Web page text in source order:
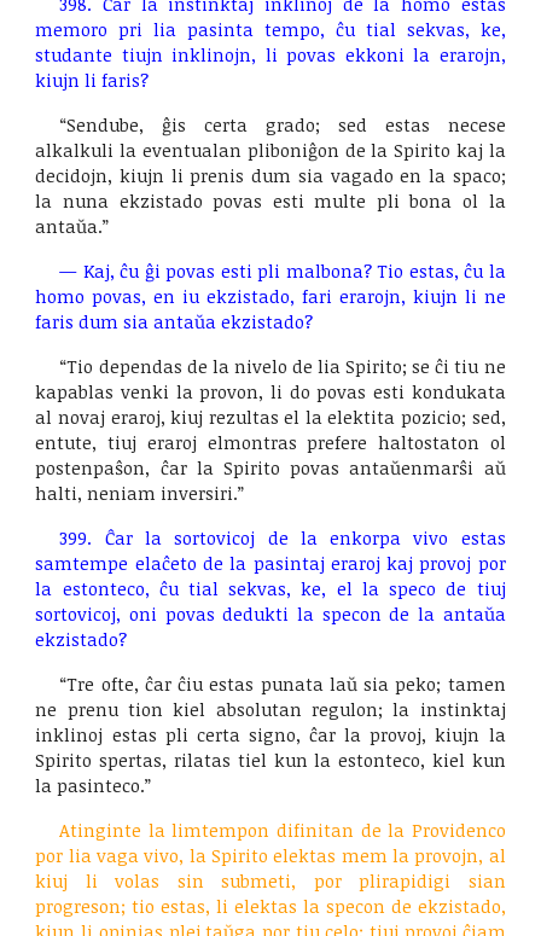
memoro pri lia pasinta tempo, ĉu tial sekvas, ke,
studante tiujn inklinojn, li povas ekkoni la erarojn,
kiujn li faris?
“Sendube, ĝis certa grado; sed estas necese
alkalkuli la eventualan pliboniĝon de la Spirito kaj la
decidojn, kiujn li prenis dum sia vagado en la spaco;
la nuna ekzistado povas esti multe pli bona ol la
antaŭa.”
— Kaj, ĉu ĝi povas esti pli malbona? Tio estas, ĉu la
homo povas, en iu ekzistado, fari erarojn, kiujn li ne
faris dum sia antaŭa ekzistado?
“Tio dependas de la nivelo de lia Spirito; se ĉi tiu ne
kapablas venki la provon, li do povas esti kondukata
al novaj eraroj, kiuj rezultas el la elektita pozicio; sed,
entute, tiuj eraroj elmontras prefere haltostaton ol
postenpaŝon, ĉar la Spirito povas antaŭenmarŝi aŭ
halti, neniam inversiri.”
399. Ĉar la sortovicoj de la enkorpa vivo estas
samtempe elaĉeto de la pasintaj eraroj kaj provoj por
la estonteco, ĉu tial sekvas, ke, el la speco de tiuj
sortovicoj, oni povas dedukti la specon de la antaŭa
ekzistado?
“Tre ofte, ĉar ĉiu estas punata laŭ sia peko; tamen
ne prenu tion kiel absolutan regulon; la instinktaj
inklinoj estas pli certa signo, ĉar la provoj, kiujn la
Spirito spertas, rilatas tiel kun la estonteco, kiel kun
la pasinteco.”
Atinginte la limtempon difinitan de la Providenco
por lia vaga vivo, la Spirito elektas mem la provojn, al
kiuj li volas sin submeti, por plirapidigi sian
progreson; tio estas, li elektas la specon de ekzistado,
kiun li opinias plej taŭga por tiu celo; tiuj provoj ĉiam